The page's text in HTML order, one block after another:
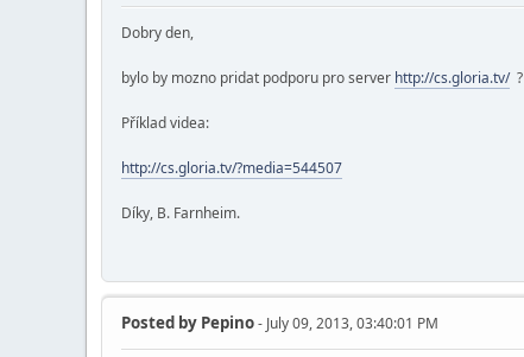
Dobry den,
bylo by mozno pridat podporu pro server http://cs.gloria.tv/?
Příklad videa:
http://cs.gloria.tv/?media=544507
Díky, B. Farnheim.
Posted by Pepino- July 09, 2013, 03:40:01 PM